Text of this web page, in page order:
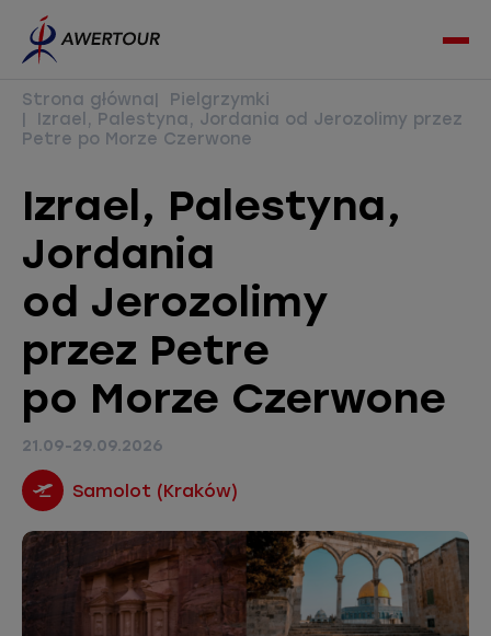
Strona główna
Pielgrzymki
Izrael, Palestyna, Jordania od Jerozolimy przez
Petre po Morze Czerwone
Izrael, Palestyna,
Jordania
od Jerozolimy
przez Petre
po Morze Czerwone
21.09-29.09.2026
Samolot (Kraków)